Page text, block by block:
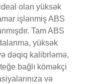
olan yüksək
işlənmiş ABS
Tam ABS
yüksək
dəqiq kalibrləmə,
bağlı köməkçi
və